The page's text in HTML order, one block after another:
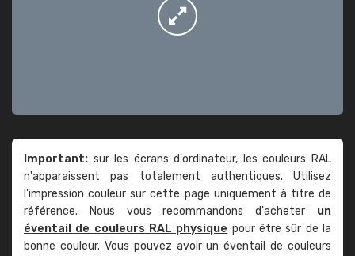
Important: sur les écrans d'ordinateur, les couleurs RAL
n'apparaissent pas totalement authentiques. Utilisez
l'impression couleur sur cette page uniquement à titre de
référence. Nous vous recommandons d'acheter un
éventail de couleurs RAL physique pour être sûr de la
bonne couleur. Vous pouvez avoir un éventail de couleurs